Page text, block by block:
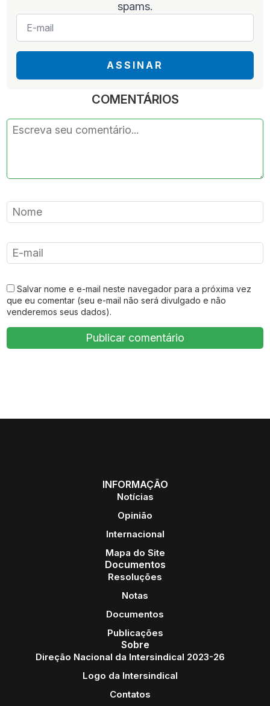
spams.
E-
mail
ASSINAR
COMENTÁRIOS
Salvar nome e e-mail neste navegador para a próxima vez
que eu comentar (seu e-mail não será divulgado e não
venderemos seus dados).
INFORMAÇÃO
Notícias
Opinião
Internacional
Mapa do Site
Documentos
Resoluções
Notas
Documentos
Publicações
Sobre
Direção Nacional da Intersindical 2023-26
Logo da Intersindical
Contatos